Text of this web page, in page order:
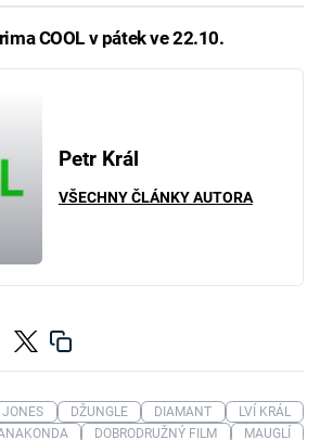
COOL v pátek ve 22.10.
Petr Král
VŠECHNY ČLÁNKY AUTORA
DŽUNGLE DIAMANT
LVÍ KRÁL
DOBRODRUŽNÝ FILM MAUGLÍ